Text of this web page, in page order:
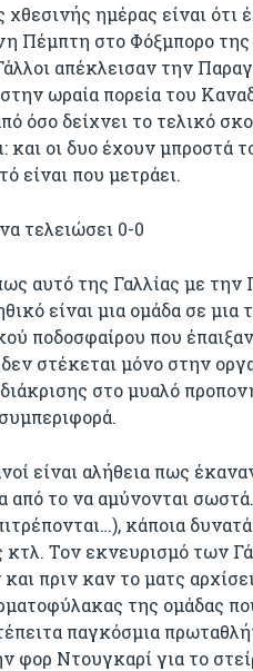
χθεσινής ημέρας είναι
Πέμπτη στο Φόξμπορο
απέκλεισαν την
ωραία πορεία του
όσο δείχνει το τελικό
και οι δυο έχουν μπροστά
είναι που μετράει.
τελειώσει 0-0
αυτό της Γαλλίας με
είναι μια ομάδα σε μια
ποδοσφαίρου που
δεν στέκεται μόνο στην
στο μυαλό
είναι αλήθεια πως
από το να αμύνονται
κάποια
Τον εκνευρισμό των
πριν καν το ματς
της ομάδας
παγκόσμια
φορ Ντουγκαρί για το